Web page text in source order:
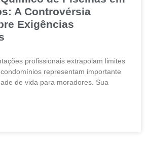
A Controvérsia
Exigências
profissionais extrapolam limites
representam importante
de vida para moradores. Sua